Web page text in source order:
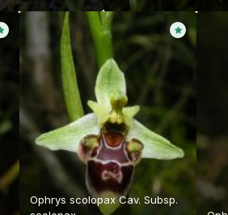
Ophrys scolopax Cav. Subsp.